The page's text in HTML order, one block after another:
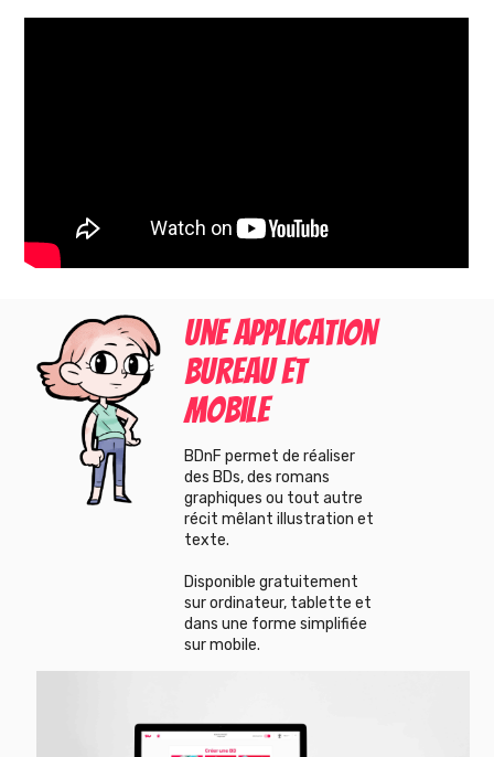
Une application
bureau et
mobile
BDnF permet de réaliser
des BDs, des romans
graphiques ou tout autre
récit mêlant illustration et
texte.
Disponible gratuitement
sur ordinateur, tablette et
dans une forme simplifiée
sur mobile.